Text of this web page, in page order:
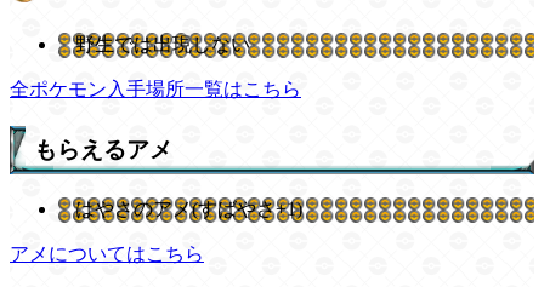
野生では出現しない
全ポケモン入手場所一覧はこちら
もらえるアメ
はやさのアメ(すばやさ+1)
アメについてはこちら